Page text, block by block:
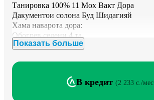
Танировка 100% 11 Мох Вакт Дора
Дакументои солона Буд Шидагияй
Хама наварота дора:
Обогрев седени 4 та
Вентилятца 2 таи пеш
Памят сидени, лифт сидени
Кажанный салон
Обогрев руля
Показать больше
В кредит (2 233 c./мес.